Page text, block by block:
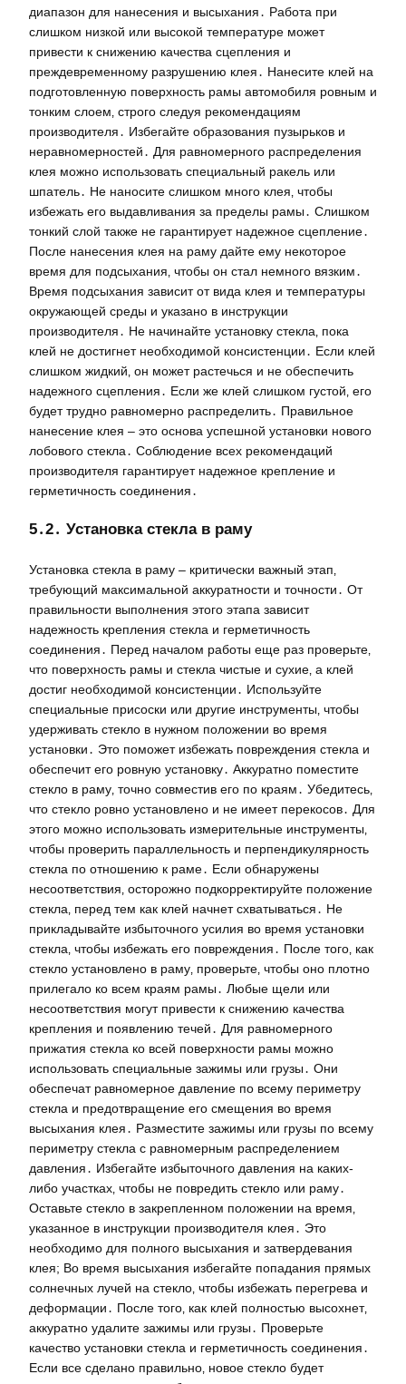
диапазон для нанесения и высыхания․ Работа при
слишком низкой или высокой температуре может
привести к снижению качества сцепления и
преждевременному разрушению клея․ Нанесите клей на
подготовленную поверхность рамы автомобиля ровным и
тонким слоем‚ строго следуя рекомендациям
производителя․ Избегайте образования пузырьков и
неравномерностей․ Для равномерного распределения
клея можно использовать специальный ракель или
шпатель․ Не наносите слишком много клея‚ чтобы
избежать его выдавливания за пределы рамы․ Слишком
тонкий слой также не гарантирует надежное сцепление․
После нанесения клея на раму дайте ему некоторое
время для подсыхания‚ чтобы он стал немного вязким․
Время подсыхания зависит от вида клея и температуры
окружающей среды и указано в инструкции
производителя․ Не начинайте установку стекла‚ пока
клей не достигнет необходимой консистенции․ Если клей
слишком жидкий‚ он может растечься и не обеспечить
надежного сцепления․ Если же клей слишком густой‚ его
будет трудно равномерно распределить․ Правильное
нанесение клея – это основа успешной установки нового
лобового стекла․ Соблюдение всех рекомендаций
производителя гарантирует надежное крепление и
герметичность соединения․
5․2․ Установка стекла в раму
Установка стекла в раму – критически важный этап‚
требующий максимальной аккуратности и точности․ От
правильности выполнения этого этапа зависит
надежность крепления стекла и герметичность
соединения․ Перед началом работы еще раз проверьте‚
что поверхность рамы и стекла чистые и сухие‚ а клей
достиг необходимой консистенции․ Используйте
специальные присоски или другие инструменты‚ чтобы
удерживать стекло в нужном положении во время
установки․ Это поможет избежать повреждения стекла и
обеспечит его ровную установку․ Аккуратно поместите
стекло в раму‚ точно совместив его по краям․ Убедитесь‚
что стекло ровно установлено и не имеет перекосов․ Для
этого можно использовать измерительные инструменты‚
чтобы проверить параллельность и перпендикулярность
стекла по отношению к раме․ Если обнаружены
несоответствия‚ осторожно подкорректируйте положение
стекла‚ перед тем как клей начнет схватываться․ Не
прикладывайте избыточного усилия во время установки
стекла‚ чтобы избежать его повреждения․ После того‚ как
стекло установлено в раму‚ проверьте‚ чтобы оно плотно
прилегало ко всем краям рамы․ Любые щели или
несоответствия могут привести к снижению качества
крепления и появлению течей․ Для равномерного
прижатия стекла ко всей поверхности рамы можно
использовать специальные зажимы или грузы․ Они
обеспечат равномерное давление по всему периметру
стекла и предотвращение его смещения во время
высыхания клея․ Разместите зажимы или грузы по всему
периметру стекла с равномерным распределением
давления․ Избегайте избыточного давления на каких-
либо участках‚ чтобы не повредить стекло или раму․
Оставьте стекло в закрепленном положении на время‚
указанное в инструкции производителя клея․ Это
необходимо для полного высыхания и затвердевания
клея; Во время высыхания избегайте попадания прямых
солнечных лучей на стекло‚ чтобы избежать перегрева и
деформации․ После того‚ как клей полностью высохнет‚
аккуратно удалите зажимы или грузы․ Проверьте
качество установки стекла и герметичность соединения․
Если все сделано правильно‚ новое стекло будет